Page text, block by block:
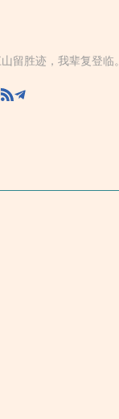
留胜迹，我辈复登临。